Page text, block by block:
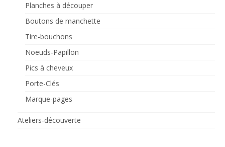
Planches à découper
Boutons de manchette
Tire-bouchons
Noeuds-Papillon
Pics à cheveux
Porte-Clés
Marque-pages
Ateliers-découverte